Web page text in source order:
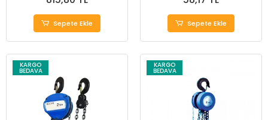
Sepete Ekle Sepete Ekle
KARGO
BEDAVA
KARGO
BEDAVA